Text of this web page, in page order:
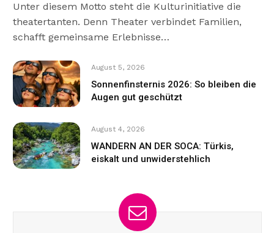
Unter diesem Motto steht die Kulturinitiative die
theatertanten. Denn Theater verbindet Familien,
schafft gemeinsame Erlebnisse…
August 5, 2026
Sonnenfinsternis 2026: So bleiben die
Augen gut geschützt
August 4, 2026
WANDERN AN DER SOCA: Türkis,
eiskalt und unwiderstehlich